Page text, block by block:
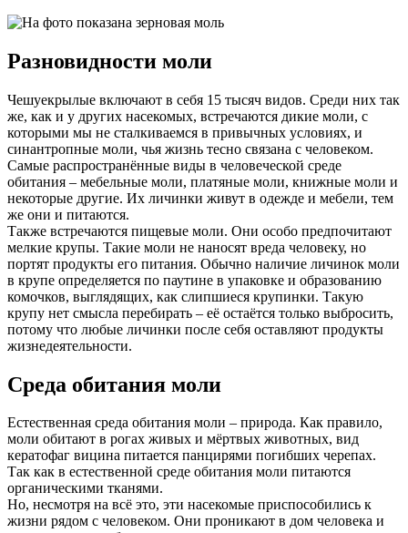
Разновидности моли
Чешуекрылые включают в себя 15 тысяч видов. Среди них так
же, как и у других насекомых, встречаются дикие моли, с
которыми мы не сталкиваемся в привычных условиях, и
синантропные моли, чья жизнь тесно связана с человеком.
Самые распространённые виды в человеческой среде
обитания – мебельные моли, платяные моли, книжные моли и
некоторые другие. Их личинки живут в одежде и мебели, тем
же они и питаются.
Также встречаются пищевые моли. Они особо предпочитают
мелкие крупы. Такие моли не наносят вреда человеку, но
портят продукты его питания. Обычно наличие личинок моли
в крупе определяется по паутине в упаковке и образованию
комочков, выглядящих, как слипшиеся крупинки. Такую
крупу нет смысла перебирать – её остаётся только выбросить,
потому что любые личинки после себя оставляют продукты
жизнедеятельности.
Среда обитания моли
Естественная среда обитания моли – природа. Как правило,
моли обитают в рогах живых и мёртвых животных, вид
кератофаг вицина питается панцирями погибших черепах.
Так как в естественной среде обитания моли питаются
органическими тканями.
Но, несмотря на всё это, эти насекомые приспособились к
жизни рядом с человеком. Они проникают в дом человека и